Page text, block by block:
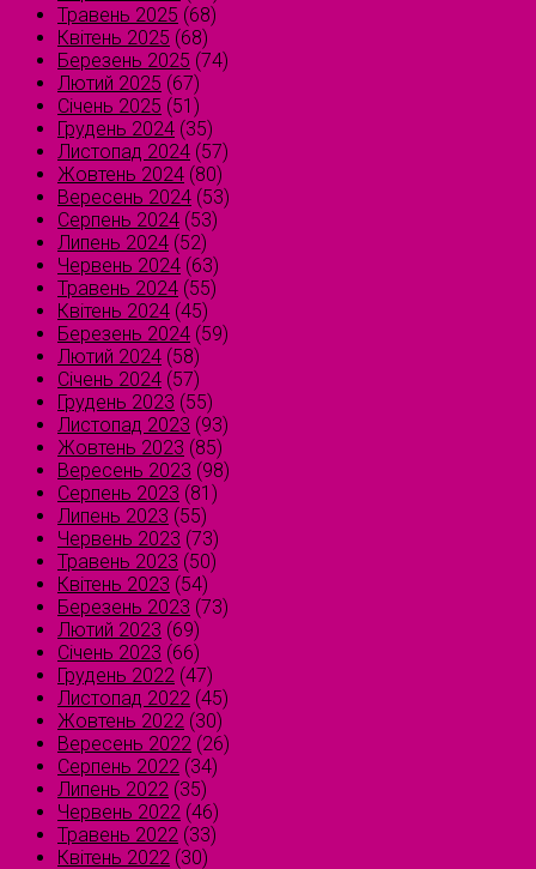
Травень 2025 (68)
Квітень 2025 (68)
Березень 2025 (74)
Лютий 2025 (67)
Січень 2025 (51)
Грудень 2024 (35)
Листопад 2024 (57)
Жовтень 2024 (80)
Вересень 2024 (53)
Серпень 2024 (53)
Липень 2024 (52)
Червень 2024 (63)
Травень 2024 (55)
Квітень 2024 (45)
Березень 2024 (59)
Лютий 2024 (58)
Січень 2024 (57)
Грудень 2023 (55)
Листопад 2023 (93)
Жовтень 2023 (85)
Вересень 2023 (98)
Серпень 2023 (81)
Липень 2023 (55)
Червень 2023 (73)
Травень 2023 (50)
Квітень 2023 (54)
Березень 2023 (73)
Лютий 2023 (69)
Січень 2023 (66)
Грудень 2022 (47)
Листопад 2022 (45)
Жовтень 2022 (30)
Вересень 2022 (26)
Серпень 2022 (34)
Липень 2022 (35)
Червень 2022 (46)
Травень 2022 (33)
Квітень 2022 (30)